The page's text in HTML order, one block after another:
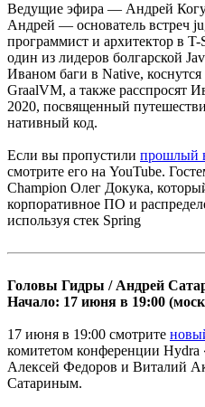
Ведущие эфира — Андрей
Андрей — основатель встреч
программист и архитектор в T-
один из лидеров болгарской
Иваном баги в Native,
GraalVM, а также расспросят
2020, посвященный
нативный код.
Если вы пропустили прошлый
смотрите его на YouTube.
Champion Олег Докука,
корпоративное ПО и
используя стек Spring
Головы Гидры / Андрей
Начало: 17 июня в 19:00
17 июня в 19:00 смотрите
комитетом конференции
Алексей Федоров и Виталий
Сатариным.